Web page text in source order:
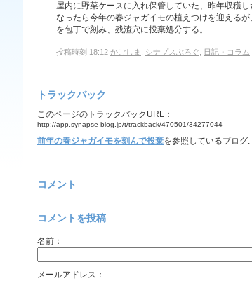
屋内に野菜ケースに入れ保管していた、昨年収穫
なったら今年の春ジャガイモの植えつけを迎える
を包丁で刻み、残渣穴に投棄処分する。
投稿時刻 18:12 かごしま シナプスぶろぐ 日記・コラム
トラックバック
このページのトラックバックURL：
http://app.synapse-blog.jp/t/trackback/470501/34277044
前年の春ジャガイモを刻んで投棄を参照しているブログ:
コメント
コメントを投稿
名前：
メールアドレス：